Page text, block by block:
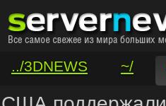
../3DNEWS ~/
/VAR/CONTACT